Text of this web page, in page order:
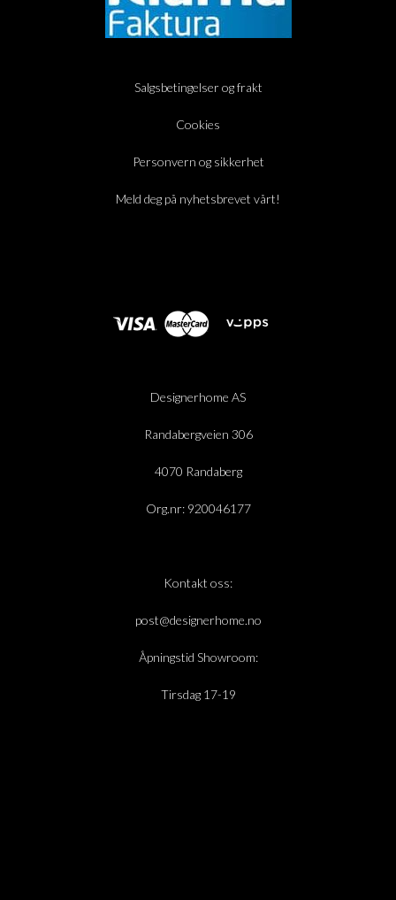
Salgsbetingelser og frakt
Cookies
Personvern og sikkerhet
Meld deg på nyhetsbrevet vårt!
Designerhome AS
Randabergveien 306
4070 Randaberg
Org.nr: 920046177
Kontakt oss:
post@designerhome.no
Åpningstid Showroom:
Tirsdag 17-19